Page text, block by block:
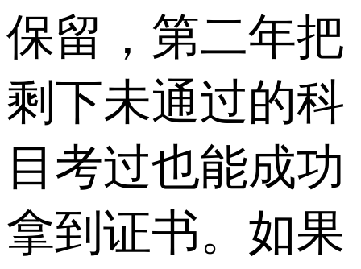
保留，第二年把
剩下未通过的科
目考过也能成功
拿到证书。如果